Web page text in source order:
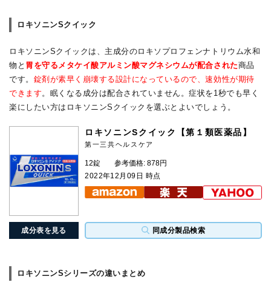
ロキソニンSクイック
ロキソニンSクイックは、主成分のロキソプロフェンナトリウム水和
物と 胃を守るメタケイ酸アルミン酸マグネシウムが配合された商品
です。 錠剤が素早く崩壊する設計になっているので、速効性が期待
できます 。眠くなる成分は配合されていません。症状を1秒でも早く
楽にしたい方はロキソニンSクイックを選ぶとよいでしょう。
成分表を見る 同成分製品検索
ロキソニンSクイック【第１類医薬品】
第一三共ヘルスケア
12錠
参考価格: 878円
2022年12月09日 時点
ロキソニンSシリーズの違いまとめ